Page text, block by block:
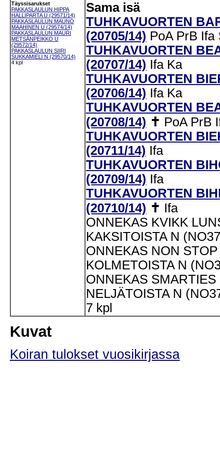
Täyssisarukset
PAKKASLAULUN HIPPA
HALLIPARTA U (29571/14)
PAKKASLAULUN MAUNO
MAAHINEN U (29574/14)
PAKKASLAULUN MAURI
METSÄNPEIKKO U
(29572/14)
PAKKASLAULUN SIIRI
SUKKAMIELI N (29570/14)
4 kpl
Sama isä
TUHKAVUORTEN
(20705/14) PoA PrB Ifa
TUHKAVUORTEN
(20707/14) Ifa Ka
TUHKAVUORTEN
(20706/14) Ifa Ka
TUHKAVUORTEN
(20708/14) ✝ PoA PrB
TUHKAVUORTEN
(20711/14) Ifa
TUHKAVUORTEN
(20709/14) Ifa
TUHKAVUORTEN
(20710/14) ✝ Ifa
ONNEKAS KVIKK
KAKSITOISTA N
ONNEKAS NON STOP
KOLMETOISTA N
ONNEKAS SMARTIES
NELJÄTOISTA N
7 kpl
Kuvat
Koiran tulokset vuosikirjassa